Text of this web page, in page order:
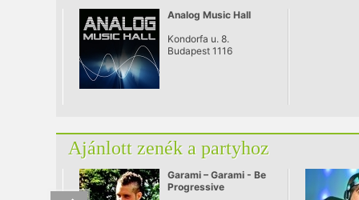
Analog Music Hall
Kondorfa u. 8.
Budapest 1116
Ajánlott zenék a partyhoz
Garami – Garami - Be
Progressive